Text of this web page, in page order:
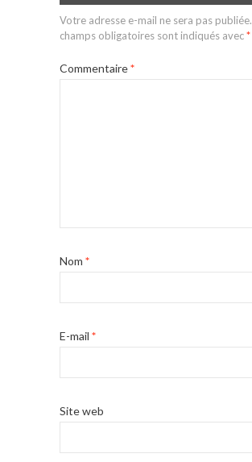
Votre adresse e-mail ne sera pas publiée.
champs obligatoires sont indiqués avec*
Commentaire*
Nom *
E-mail *
Site web